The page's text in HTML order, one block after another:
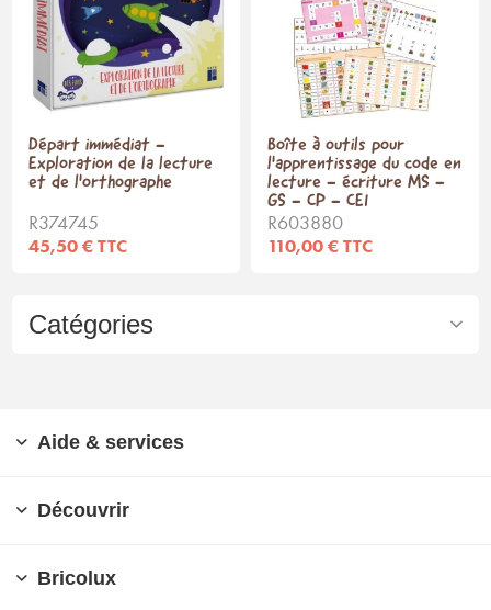
Catégories
Départ immédiat -
Exploration de la lecture
et de l'orthographe
R374745
45,50 € TTC
Boîte à outils pour
l'apprentissage du code en
lecture - écriture MS -
GS - CP - CE1
R603880
110,00 € TTC
Aide & services
Découvrir
Bricolux